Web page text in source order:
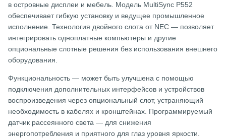
в островные дисплеи и мебель. Модель MultiSync P552
обеспечивает гибкую установку и ведущее промышленное
исполнение. Технология двойного слота от NEC — позволяет
интегрировать одноплатные компьютеры и другие
опциональные слотные решения без использования внешнего
оборудования.
Функциональность — может быть улучшена с помощью
подключения дополнительных интерфейсов и устройствов
воспроизведения через опциональный слот, устраняющий
необходимость в кабелях и кронштейнах. Программируемый
датчик рассеянного света — для снижения
энергопотребления и приятного для глаз уровня яркости.